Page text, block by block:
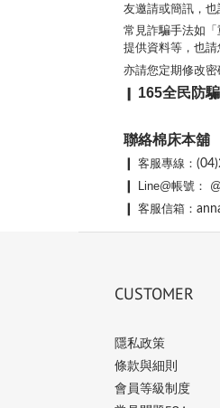
友邀請或簡訊，也
常見詐騙手法如
提供資料等，也請
亦請您定期修改
165全民防騙
聯絡棉床本舖
客服專線：
Line@帳號：
❙ 客服信箱：
CUSTOMER
隱私政策
條款與細則
會員等級制度